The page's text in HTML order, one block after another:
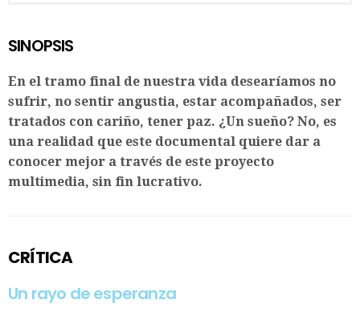
SINOPSIS
En el tramo final de nuestra vida desearíamos no
sufrir, no sentir angustia, estar acompañados, ser
tratados con cariño, tener paz. ¿Un sueño? No, es
una realidad que este documental quiere dar a
conocer mejor a través de este proyecto
multimedia, sin fin lucrativo.
CRÍTICA
Un rayo de esperanza